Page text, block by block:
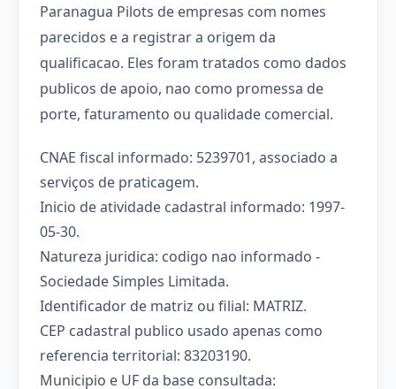
Paranagua Pilots de empresas com nomes
parecidos e a registrar a origem da
qualificacao. Eles foram tratados como dados
publicos de apoio, nao como promessa de
porte, faturamento ou qualidade comercial.
CNAE fiscal informado: 5239701, associado a
serviços de praticagem.
Inicio de atividade cadastral informado: 1997-
05-30.
Natureza juridica: codigo nao informado -
Sociedade Simples Limitada.
Identificador de matriz ou filial: MATRIZ.
CEP cadastral publico usado apenas como
referencia territorial: 83203190.
Municipio e UF da base consultada: